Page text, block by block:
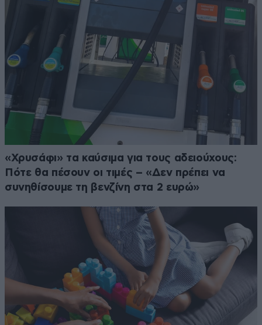
«Χρυσάφι» τα καύσιμα για τους αδειούχους:
Πότε θα πέσουν οι τιμές – «Δεν πρέπει να
συνηθίσουμε τη βενζίνη στα 2 ευρώ»